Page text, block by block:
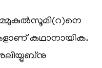
കഥാനായിക.